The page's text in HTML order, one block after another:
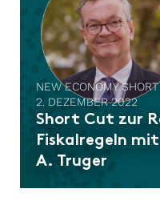
NEW ECONOMY
2. DEZEMBER 2022
Short Cut zur
Fiskalregeln
A. Truger